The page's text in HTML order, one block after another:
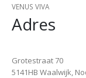
VENUS VIVA
Adres
Grotestraat 70
5141HB Waalwijk,